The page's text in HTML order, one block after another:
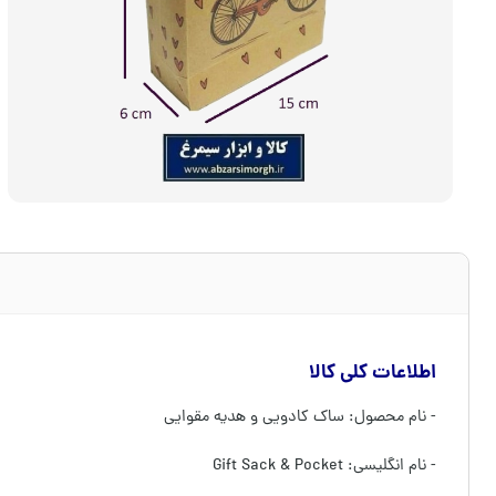
اطلاعات کلی کالا
- نام محصول: ساک کادویی و هدیه مقوایی
- نام انگلیسی: Gift Sack & Pocket